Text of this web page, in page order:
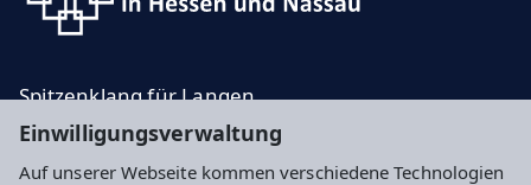
Einwilligungsverwaltung
Auf unserer Webseite kommen verschiedene Technologien
Spitzenklang für Langen
Die neue Orgel für die Evangelische Stadtkirche in